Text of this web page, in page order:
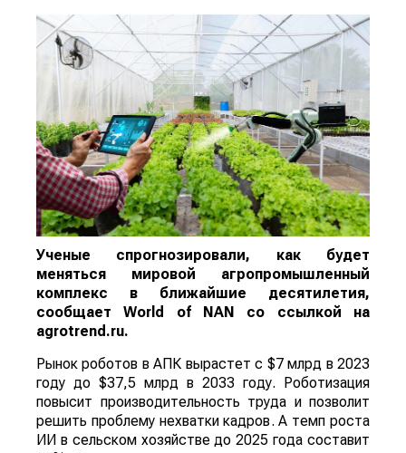
Ученые спрогнозировали, как будет
меняться мировой агропромышленный
комплекс в ближайшие десятилетия,
сообщаетWorld of NAN
со ссылкой на
agrotrend.ru.
Рынок роботов в АПК вырастет с $7 млрд в 2023
году до $37,5 млрд в 2033 году. Роботизация
повысит производительность труда и позволит
решить проблему нехватки кадров. А темп роста
ИИ в сельском хозяйстве до 2025 года составит